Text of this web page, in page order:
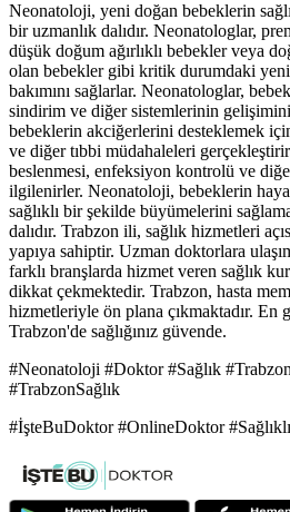
Neonatoloji, yeni doğan bebeklerin
bir uzmanlık dalıdır. Neonatologlar,
düşük doğum ağırlıklı bebekler veya
olan bebekler gibi kritik durumdaki
bakımını sağlarlar. Neonatologlar,
sindirim ve diğer sistemlerinin
bebeklerin akciğerlerini desteklemek
ve diğer tıbbi müdahaleleri
beslenmesi, enfeksiyon kontrolü ve
ilgilenirler. Neonatoloji, bebeklerin
sağlıklı bir şekilde büyümelerini
dalıdır. Trabzon ili, sağlık hizmetleri
yapıya sahiptir. Uzman doktorlara
farklı branşlarda hizmet veren sağlık
dikkat çekmektedir. Trabzon, hasta
hizmetleriyle ön plana çıkmaktadır.
Trabzon'de sağlığınız güvende.
#Neonatoloji #Doktor #Sağlık
#TrabzonSağlık
#İşteBuDoktor #OnlineDoktor